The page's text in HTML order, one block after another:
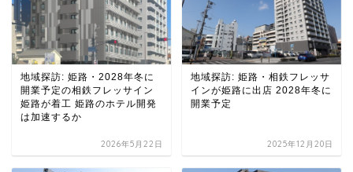
地域探訪: 姫路・2028年冬に
開業予定の相鉄フレッサイン
姫路が着工 姫路のホテル開発
は加速するか
2026年5月22日
地域探訪: 姫路・相鉄フレッサ
インが姫路に出店 2028年冬に
開業予定
2025年12月20日